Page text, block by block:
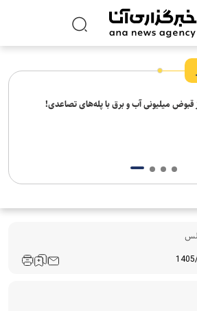
قبوض میلیونی آب و برق با پله‌های تصاعدی!